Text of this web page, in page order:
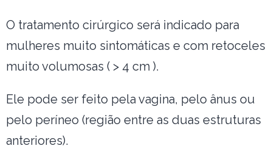
O tratamento cirúrgico será indicado para
mulheres muito sintomáticas e com retoceles
muito volumosas ( > 4 cm ).
Ele pode ser feito pela vagina, pelo ânus ou
pelo períneo (região entre as duas estruturas
anteriores).